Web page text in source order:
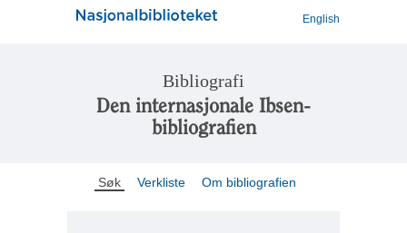
English
Bibliografi
Den internasjonale Ibsen-
bibliografien
Søk Verkliste Om bibliografien